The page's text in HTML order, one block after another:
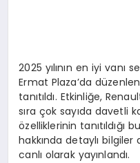
2025 yılının en iyi vanı
Ermat Plaza’da
tanıtıldı. Etkinliğe,
sıra çok sayıda davetli
özelliklerinin tanıtıldığı
hakkında detaylı bilgiler
canlı olarak yayınlandı.